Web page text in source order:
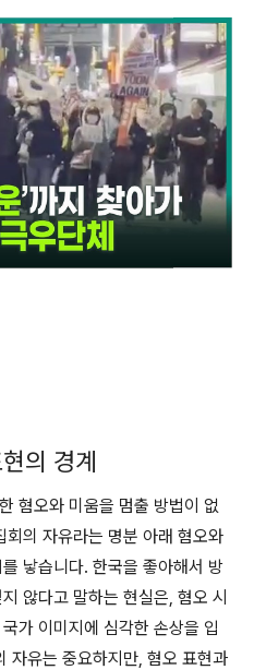
의 경계
혐오와 미움을 멈출 방법이 없
의 자유라는 명분 아래 혐오와
낳습니다. 한국을 좋아해서 방
않다고 말하는 현실은, 혐오 시
가 이미지에 심각한 손상을 입
자유는 중요하지만, 혐오 표현과